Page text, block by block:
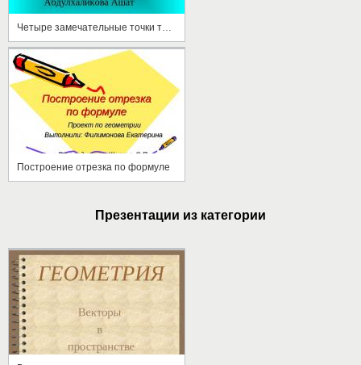
Построение отрезка по формуле
Презентации из категории